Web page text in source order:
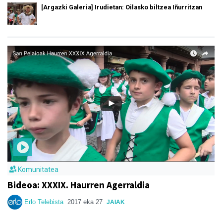
[Argazki Galeria] Irudietan: Oilasko biltzea Iñurritzan
Komunitatea
Bideoa: XXXIX. Haurren Agerraldia
Erlo Telebista 2017 eka 27 JAIAK